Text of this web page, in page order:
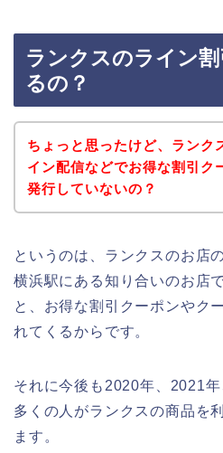
ランクスのライン
るの？
ちょっと思ったけど、ランク
イン配信などでお得な割引ク
発行していないの？
というのは、ランクスのお店
横浜駅にある知り合いのお店
と、お得な割引クーポンやク
れてくるからです。
それに今後も2020年、2021
多くの人がランクスの商品を
ます。